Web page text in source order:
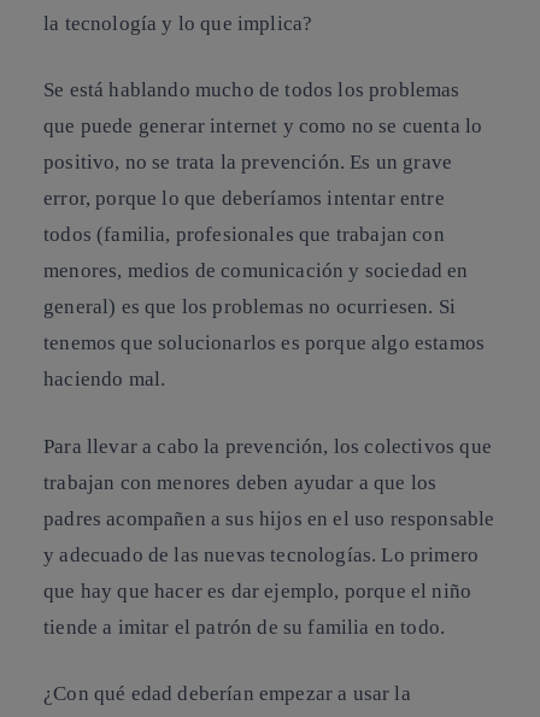
la tecnología y lo que implica?
Se está hablando mucho de todos los problemas
que puede generar internet y como no se cuenta lo
positivo, no se trata la prevención. Es un grave
error, porque lo que deberíamos intentar entre
todos (familia, profesionales que trabajan con
menores, medios de comunicación y sociedad en
general) es que los problemas no ocurriesen. Si
tenemos que solucionarlos es porque algo estamos
haciendo mal.
Para llevar a cabo la prevención, los colectivos que
trabajan con menores deben ayudar a que los
padres acompañen a sus hijos en el uso responsable
y adecuado de las nuevas tecnologías.Lo primero
que hay que hacer es dar ejemplo, porque el niño
tiende a imitar el patrón de su familia en todo.
¿Con qué edad deberían empezar a usar la